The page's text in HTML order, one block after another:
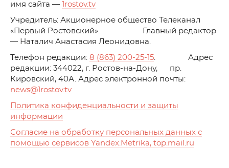
имя сайта —
1rostov.tv
Учредитель: Акционерное общество Телеканал
«Первый Ростовский». Главный редактор
— Наталич Анастасия Леонидовна.
Телефон редакции: 8 (863) 200-25-15. Адрес
редакции: 344022, г. Ростов-на-Дону, пр.
Кировский, 40А. Адрес электронной почты:
news@1rostov.tv
Политика конфиденциальности и защиты
информации
Согласие на обработку персональных данных с
помощью сервисов Yandex.Metrika, top.mail.ru